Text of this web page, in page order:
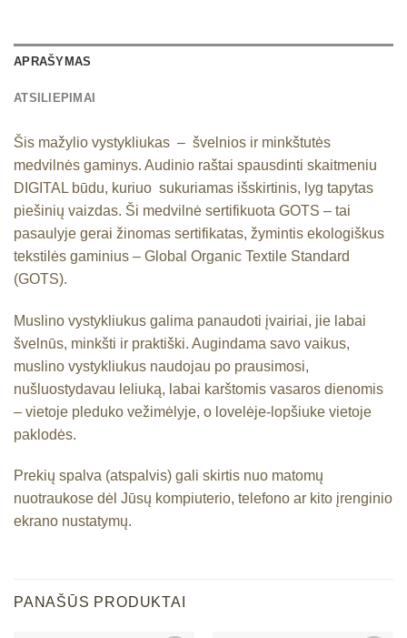
APRAŠYMAS
ATSILIEPIMAI
Šis mažylio vystykliukas – švelnios ir minkštutės
medvilnės gaminys. Audinio raštai spausdinti skaitmeniu
DIGITAL būdu, kuriuo sukuriamas išskirtinis, lyg tapytas
piešinių vaizdas. Ši medvilnė sertifikuota GOTS – tai
pasaulyje gerai žinomas sertifikatas, žymintis ekologiškus
tekstilės gaminius – Global Organic Textile Standard
(GOTS).
Muslino vystykliukus galima panaudoti įvairiai, jie labai
švelnūs, minkšti ir praktiški. Augindama savo vaikus,
muslino vystykliukus naudojau po prausimosi,
nušluostydavau leliuką, labai karštomis vasaros dienomis
– vietoje pleduko vežimėlyje, o lovelėje-lopšiuke vietoje
paklodės.
Prekių spalva (atspalvis) gali skirtis nuo matomų
nuotraukose dėl Jūsų kompiuterio, telefono ar kito įrenginio
ekrano nustatymų.
PANAŠŪS PRODUKTAI